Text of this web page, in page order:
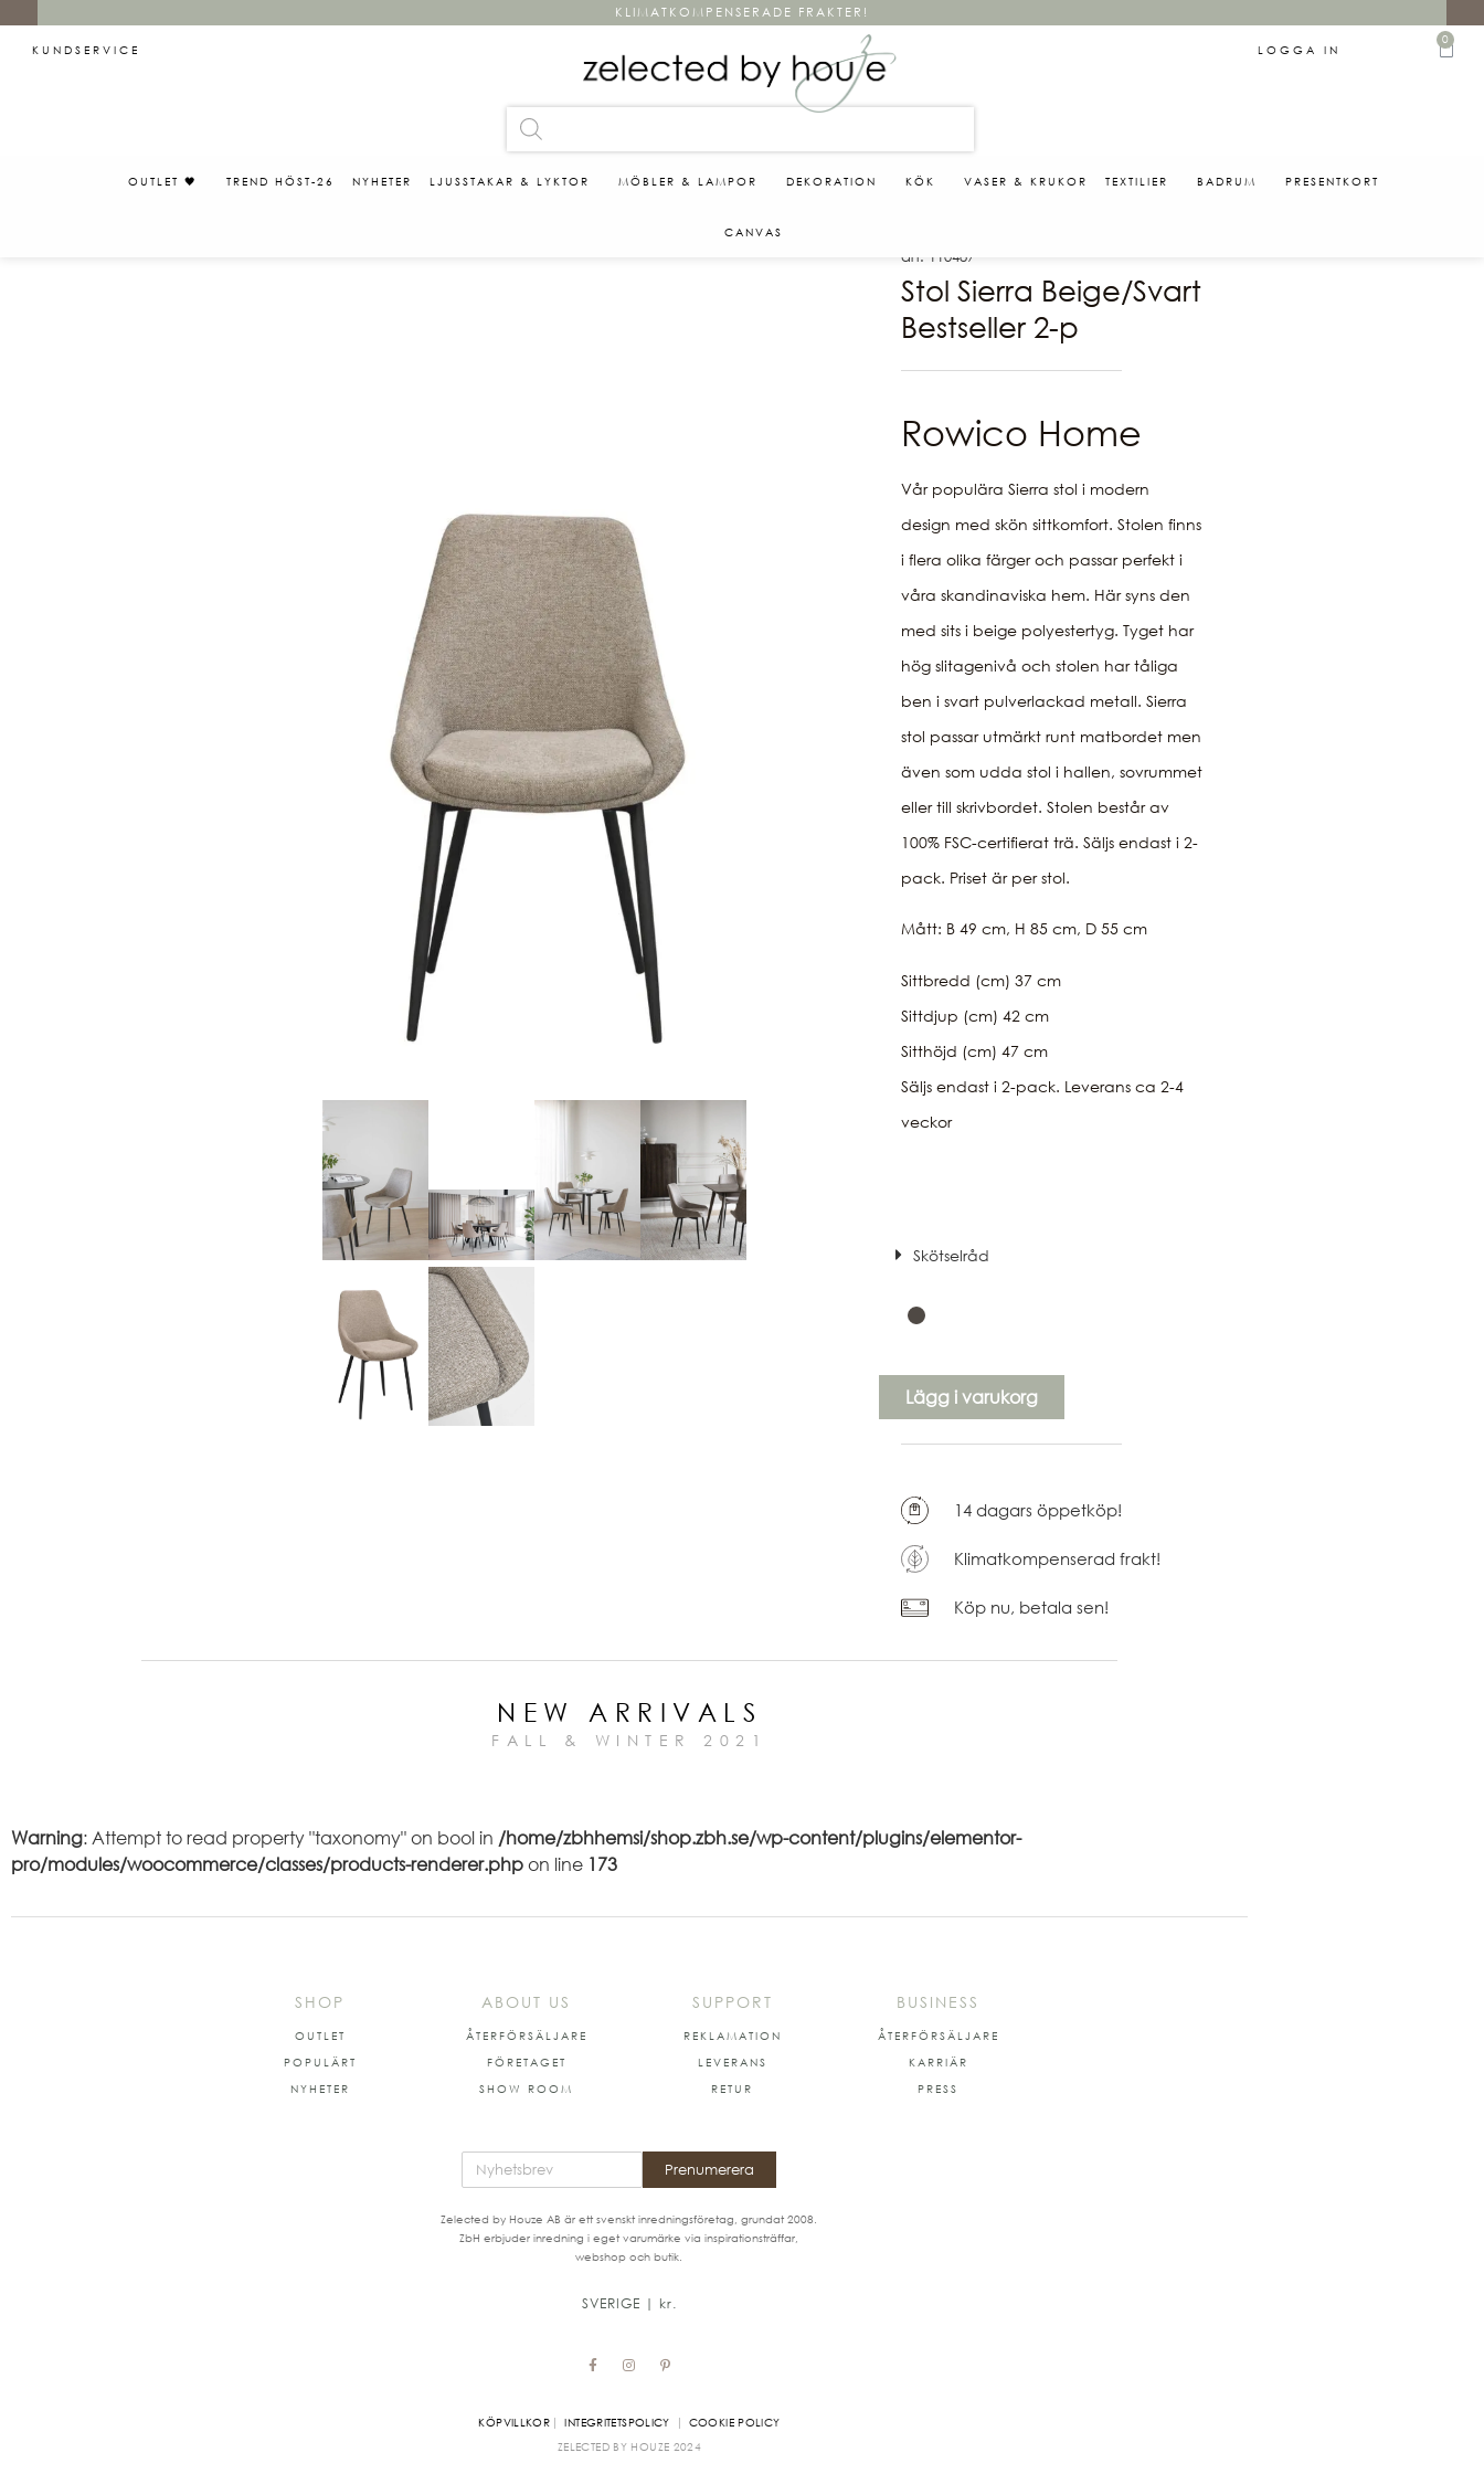
KLIMATKOMPENSERADE FRAKTER!
KUNDSERVICE LOGGA IN
0
OUTLET 🖤 TREND HÖST-26 NYHETER LJUSSTAKAR & LYKTOR MÖBLER & LAMPOR DEKORATION KÖK VASER & KRUKOR TEXTILIER BADRUM PRESENTKORT
CANVAS
art. 110487
Stol Sierra Beige/Svart
Bestseller 2-p
Rowico Home
Vår populära Sierra stol i modern
design med skön sittkomfort. Stolen finns
i flera olika färger och passar perfekt i
våra skandinaviska hem. Här syns den
med sits i beige polyestertyg. Tyget har
hög slitagenivå och stolen har tåliga
ben i svart pulverlackad metall. Sierra
stol passar utmärkt runt matbordet men
även som udda stol i hallen, sovrummet
eller till skrivbordet. Stolen består av
100% FSC-certifierat trä. Säljs endast i 2-
pack. Priset är per stol.
Mått: B 49 cm, H 85 cm, D 55 cm
Sittbredd (cm) 37 cm
Sittdjup (cm) 42 cm
Sitthöjd (cm) 47 cm
Säljs endast i 2-pack. Leverans ca 2-4
veckor
Skötselråd
Lägg i varukorg
14 dagars öppetköp!
Klimatkompenserad frakt!
Köp nu, betala sen!
NEW ARRIVALS
FALL & WINTER 2021
Warning: Attempt to read property "taxonomy" on bool in /home/zbhhemsi/shop.zbh.se/wp-content/plugins/elementor-
pro/modules/woocommerce/classes/products-renderer.php on line 173
SHOP
OUTLET
POPULÄRT
NYHETER
ABOUT US
ÅTERFÖRSÄLJARE
FÖRETAGET
SHOW ROOM
SUPPORT
REKLAMATION
LEVERANS
RETUR
BUSINESS
ÅTERFÖRSÄLJARE
KARRIÄR
PRESS
Prenumerera
Zelected by Houze AB är ett svenskt inredningsföretag, grundat 2008.
ZbH erbjuder inredning i eget varumärke via inspirationsträffar,
webshop och butik.
SVERIGE | kr.
KÖPVILLKOR |INTEGRITETSPOLICY |
COOKIE POLICY
ZELECTED BY HOUZE 2024